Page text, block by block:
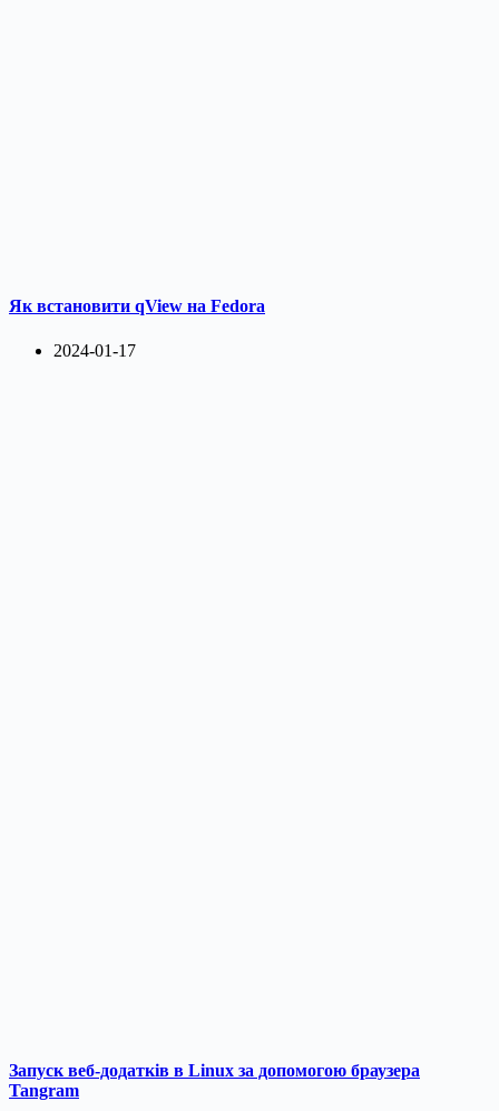
Як встановити qView на Fedora
2024-01-17
Запуск веб-додатків в Linux за допомогою браузера
Tangram